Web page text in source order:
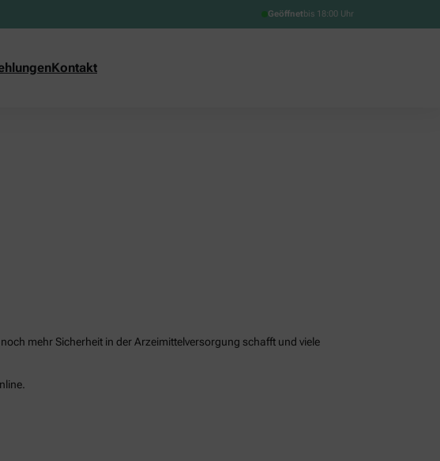
Geöffnetbis 18:00 Uhr
Kontakt
mehr Sicherheit in der Arzeimittelversorgung schafft und viele